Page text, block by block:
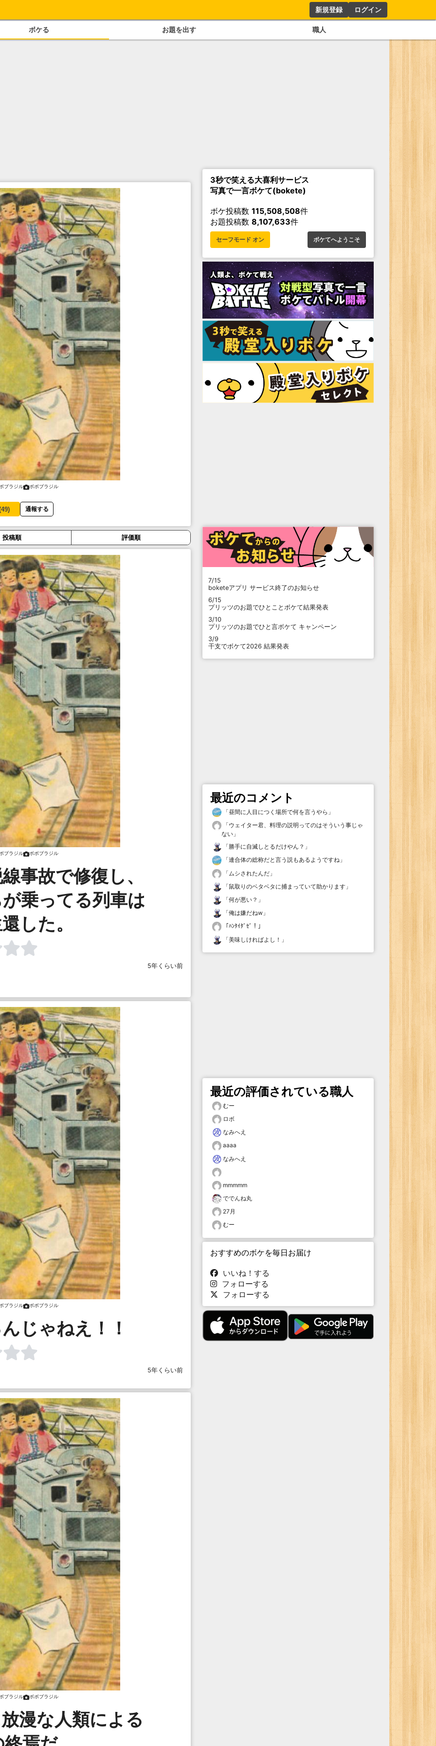
新規登録 ログイン
ボケる お題を出す 職人
ブラジル ボボブラジル
49) 通報する
投稿順 評価順
ブラジル ボボブラジル
事故で修復し、
乗ってる列車は
した。
5年くらい前
ブラジル ボボブラジル
じゃねえ！！
5年くらい前
ブラジル ボボブラジル
漫な人類による
3秒で笑える大喜利サービス
写真で一言ボケて(bokete)
ボケ投稿数 115,508,508件
お題投稿数 8,107,633件
セーフモード オン ボケてへようこそ
7/15
boketeアプリ サービス終了のお知らせ
6/15
プリッツのお題でひとことボケて結果発表
3/10
プリッツのお題でひと言ボケて キャンペーン
3/9
干支でボケて2026 結果発表
最近のコメント
「昼間に人目につく場所で何を言うやら 」
「ウェイター君、料理の説明ってのはそういう事じゃ
ない 」
「勝手に自滅しとるだけやん？ 」
「連合体の総称だと言う説もあるようですね 」
「 ムシされたんだ 」
「鼠取りのベタベタに捕まっていて助かります 」
「何が悪い？ 」
「俺は嫌だねw 」
「ﾊﾝﾀｲﾀﾞｾﾞ！ 」
「美味しければよし！ 」
最近の評価されている職人
むー
ロボ
なみへえ
aaaa
なみへえ
mmmmm
ででんね丸
27月
むー
おすすめのボケを毎日お届け
いいね！する
フォローする
フォローする